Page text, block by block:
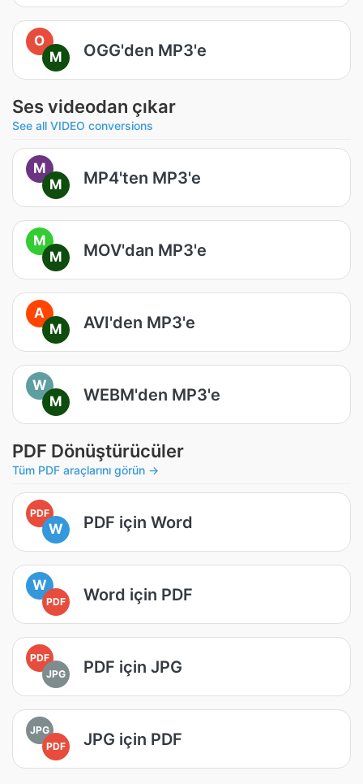
O
M
OGG'den MP3'e
Ses videodan çıkar
See all VIDEO conversions
M
M
MP4'ten MP3'e
M
M
MOV'dan MP3'e
A
M
AVI'den MP3'e
W
M
WEBM'den MP3'e
PDF Dönüştürücüler
Tüm PDF araçlarını görün →
PDF
W PDF için Word
W
PDF Word için PDF
PDF
JPG
PDF için JPG
JPG
PDF
JPG için PDF